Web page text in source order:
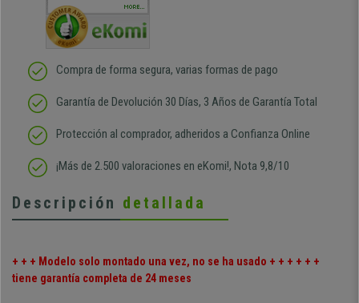
MORE...
Compra de forma segura, varias formas de pago
Garantía de Devolución 30 Días, 3 Años de Garantía Total
Protección al comprador, adheridos a Confianza Online
¡Más de 2.500 valoraciones en eKomi!, Nota 9,8/10
Descripción detallada
+ + + Modelo solo montado una vez, no se ha usado + + + + + +
tiene garantía completa de 24 meses